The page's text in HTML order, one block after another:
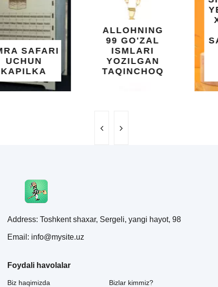
ALLOHNING
99 GO'ZAL
ISMLARI
YOZILGAN
TAQINCHOQ
YELIMI: AQL,
UMUMIY
SALOMATLIK
UCHUN
BEBAHO
NE'MAT
Address: Toshkent shaxar, Sergeli, yangi hayot, 98
Email: info@mysite.uz
Foydali havolalar
Biz haqimizda
Bizlar kimmiz?